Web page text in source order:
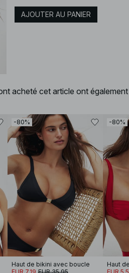
AJOUTER AU PANIER
acheté cet article ont également
-80%
Haut de bikini avec boucle
-80%